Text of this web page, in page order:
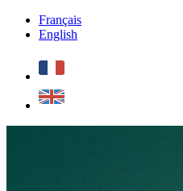
Français
English